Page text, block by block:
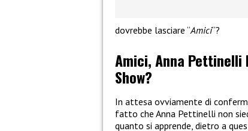
dovrebbe lasciare “Amici“?
Amici, Anna
Show?
In attesa ovviamente di
fatto che Anna Pettinelli non
quanto si apprende, dietro a